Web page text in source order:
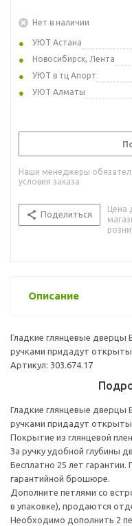
Нет в наличии
УЮТ Астана
Новосибирск, Лента
УЮТ в тц Апорт
УЮТ Алматы
Наши менеджеры
условия заказа
Поделиться
Цена
Описание
Гладкие глянцевые
ручками придадут
Артикул: 303.674.17
Гладкие глянцевые
ручками придадут
Покрытие из глянцевой
За ручку удобной глубины
Бесплатно 25 лет
гарантийной брошюре.
Дополните петлями со
в упаковке), продаются
Необходимо дополнить 2